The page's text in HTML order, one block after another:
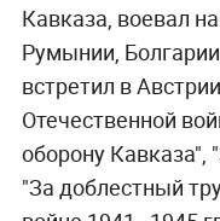
Кавказа, воевал
Румынии,
встретил в
Отечественной
оборону Кавказа",
"За доблестный